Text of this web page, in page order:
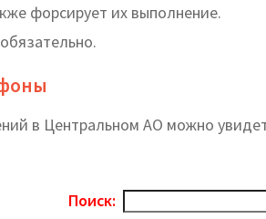
форсирует их выполнение.
в Центральном АО можно
Поиск: